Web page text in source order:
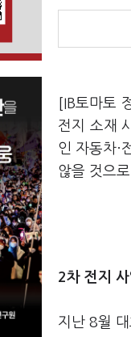
[IB토마토
전지 소재
인 자동차·
않을 것으
2차 전지
지난 8월